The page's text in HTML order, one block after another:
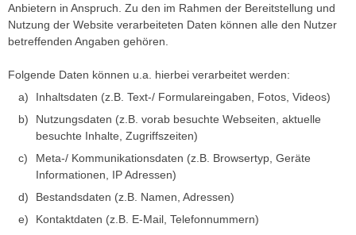
Anbietern in Anspruch. Zu den im Rahmen der Bereitstellung und
Nutzung der Website verarbeiteten Daten können alle den Nutzer
betreffenden Angaben gehören.
Folgende Daten können u.a. hierbei verarbeitet werden:
Inhaltsdaten (z.B. Text-/ Formulareingaben, Fotos, Videos)
Nutzungsdaten (z.B. vorab besuchte Webseiten, aktuelle
besuchte Inhalte, Zugriffszeiten)
Meta-/ Kommunikationsdaten (z.B. Browsertyp, Geräte
Informationen, IP Adressen)
Bestandsdaten (z.B. Namen, Adressen)
Kontaktdaten (z.B. E-Mail, Telefonnummern)